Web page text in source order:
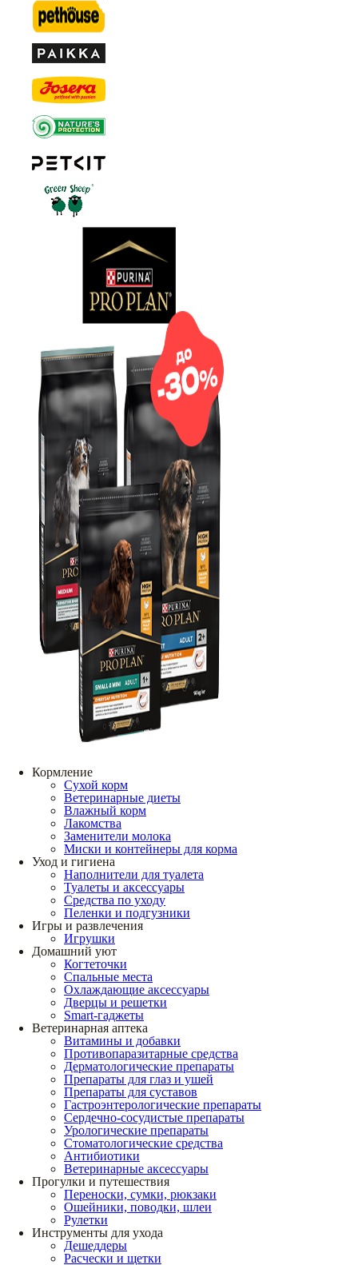
Кормление
Сухой корм
Ветеринарные диеты
Влажный корм
Лакомства
Заменители молока
Миски и контейнеры для корма
Уход и гигиена
Наполнители для туалета
Туалеты и аксессуары
Средства по уходу
Пеленки и подгузники
Игры и развлечения
Игрушки
Домашний уют
Когтеточки
Спальные места
Охлаждающие аксессуары
Дверцы и решетки
Smart-гаджеты
Ветеринарная аптека
Витамины и добавки
Противопаразитарные средства
Дерматологические препараты
Препараты для глаз и ушей
Препараты для суставов
Гастроэнтерологические препараты
Сердечно-сосудистые препараты
Урологические препараты
Стоматологические средства
Антибиотики
Ветеринарные аксессуары
Прогулки и путешествия
Переноски, сумки, рюкзаки
Ошейники, поводки, шлеи
Рулетки
Инструменты для ухода
Дешеддеры
Расчески и щетки